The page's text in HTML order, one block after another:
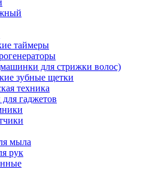
таймеры
для стрижки волос)
зубные щетки
техника
гаджетов
мыла
рук